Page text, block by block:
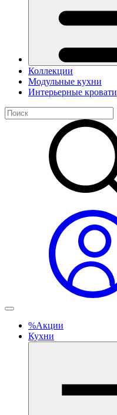
Коллекции
Модульные кухни
Интерьерные кровати
%Акции
Кухни